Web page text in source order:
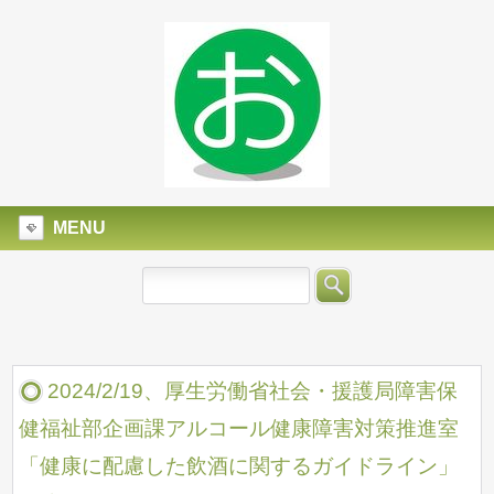
MENU
2024/2/19、厚生労働省社会・援護局障害保
健福祉部企画課アルコール健康障害対策推進室
「健康に配慮した飲酒に関するガイドライン」